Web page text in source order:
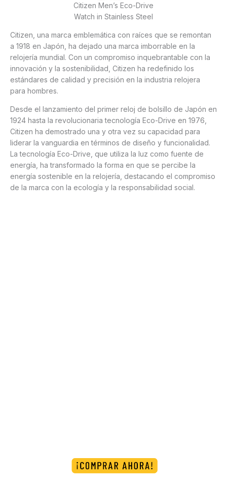
Citizen Men’s Eco-Drive
Watch in Stainless Steel
Citizen, una marca emblemática con raíces que se remontan
a 1918 en Japón, ha dejado una marca imborrable en la
relojería mundial. Con un compromiso inquebrantable con la
innovación y la sostenibilidad, Citizen ha redefinido los
estándares de calidad y precisión en la industria relojera
para hombres.
Desde el lanzamiento del primer reloj de bolsillo de Japón en
1924 hasta la revolucionaria tecnología Eco-Drive en 1976,
Citizen ha demostrado una y otra vez su capacidad para
liderar la vanguardia en términos de diseño y funcionalidad.
La tecnología Eco-Drive, que utiliza la luz como fuente de
energía, ha transformado la forma en que se percibe la
energía sostenible en la relojería, destacando el compromiso
de la marca con la ecología y la responsabilidad social.